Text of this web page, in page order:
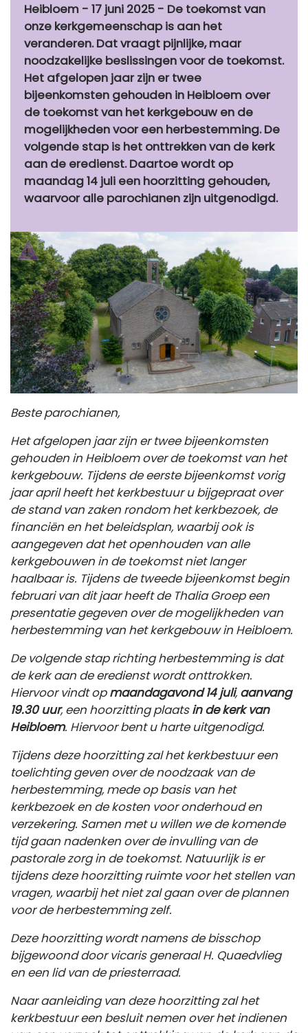
Heibloem - 17 juni 2025 - De toekomst van
onze kerkgemeenschap is aan het
veranderen. Dat vraagt pijnlijke, maar
noodzakelijke beslissingen voor de toekomst.
Het afgelopen jaar zijn er twee
bijeenkomsten gehouden in Heibloem over
de toekomst van het kerkgebouw en de
mogelijkheden voor een herbestemming. De
volgende stap is het onttrekken van de kerk
aan de eredienst. Daartoe wordt op
maandag 14 juli een hoorzitting gehouden,
waarvoor alle parochianen zijn uitgenodigd.
Beste parochianen,
Het afgelopen jaar zijn er twee bijeenkomsten
gehouden in Heibloem over de toekomst van het
kerkgebouw. Tijdens de eerste bijeenkomst vorig
jaar april heeft het kerkbestuur u bijgepraat over
de stand van zaken rondom het kerkbezoek, de
financiën en het beleidsplan, waarbij ook is
aangegeven dat het openhouden van alle
kerkgebouwen in de toekomst niet langer
haalbaar is. Tijdens de tweede bijeenkomst begin
februari van dit jaar heeft de Thalia Groep een
presentatie gegeven over de mogelijkheden van
herbestemming van het kerkgebouw in Heibloem.
De volgende stap richting herbestemming is dat
de kerk aan de eredienst wordt onttrokken.
Hiervoor vindt opmaandagavond 14 juli, aanvang
19.30 uur, een hoorzitting plaatsin de kerk van
Heibloem. Hiervoor bent u harte uitgenodigd.
Tijdens deze hoorzitting zal het kerkbestuur een
toelichting geven over de noodzaak van de
herbestemming, mede op basis van het
kerkbezoek en de kosten voor onderhoud en
verzekering. Samen met u willen we de komende
tijd gaan nadenken over de invulling van de
pastorale zorg in de toekomst. Natuurlijk is er
tijdens deze hoorzitting ruimte voor het stellen van
vragen, waarbij het niet zal gaan over de plannen
voor de herbestemming zelf.
Deze hoorzitting wordt namens de bisschop
bijgewoond door vicaris generaal H. Quaedvlieg
en een lid van de priesterraad.
Naar aanleiding van deze hoorzitting zal het
kerkbestuur een besluit nemen over het indienen